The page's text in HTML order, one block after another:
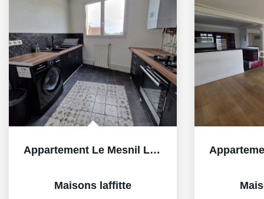
Appartement Le Mesnil Le Roi 2 pièce(s) 48 m2
Maisons laffitte